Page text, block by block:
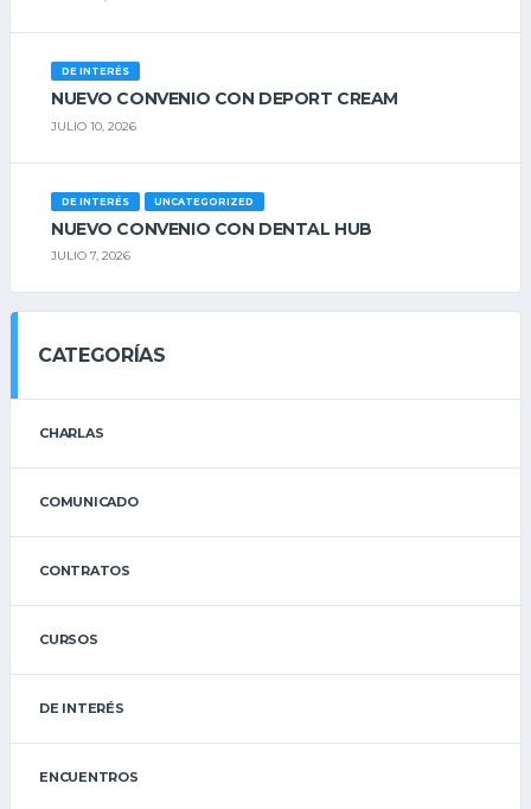
DE INTERÉS
NUEVO CONVENIO CON DEPORT CREAM
JULIO 10, 2026
DE INTERÉS UNCATEGORIZED
NUEVO CONVENIO CON DENTAL HUB
JULIO 7, 2026
CATEGORÍAS
CHARLAS
COMUNICADO
CONTRATOS
CURSOS
DE INTERÉS
ENCUENTROS